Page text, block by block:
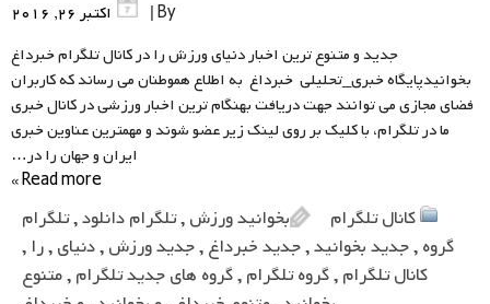
By |
اکتبر 26, 2016
جدید و متنوع ترین اخبار دنیای ورزش را در کانال تلگرام خبرداغ
بخوانیدپایگاه خبری_تحلیلی خبرداغ به اطلاع هموطنان می رساند که کاربران
فضای مجازی می توانند جهت دریافت بهنگام ترین اخبار ورزشی در کانال خبری
ما در تلگرام، با کلیک بر روی لینک زیر عضو شوند و مهمترین عناوین خبری
ایران و جهان را در…
Read more »
کانال تلگرام بخوانید ورزش,تلگرام دانلود,تلگرام
گروه,جدید بخوانید,جدید خبرداغ,جدید ورزش,دنیای,را,
کانال تلگرام,گروه تلگرام,گروه های جدید تلگرام,متنوع